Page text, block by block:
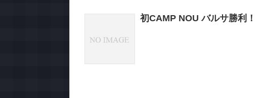
初CAMP NOU バルサ勝利！